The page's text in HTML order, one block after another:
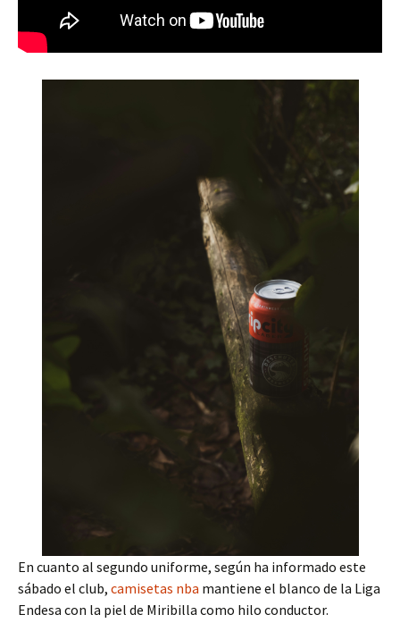
En cuanto al segundo uniforme, según ha informado este
sábado el club, camisetas nba mantiene el blanco de la Liga
Endesa con la piel de Miribilla como hilo conductor.